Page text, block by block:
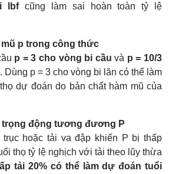
lbfcũng làm sai hoàn toàn tỷ lệ
p trong công thức
p = 3 cho vòng bi cầu và p = 10/3
. Dùng p = 3 cho vòng bi lăn có thể làm
dự đoán do bản chất hàm mũ của
trọng động tương đương P
hoặc tải va đập khiến P bị thấp
thọ tỷ lệ nghịch với tải theo lũy thừa
tải 20% có thể làm dự đoán tuổi